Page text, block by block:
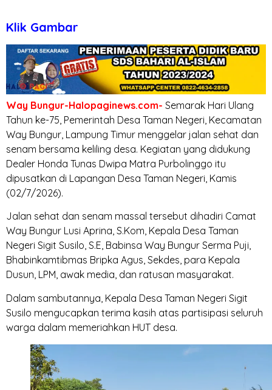
Klik Gambar
Way Bungur-Halopaginews.com- Semarak Hari Ulang
Tahun ke-75, Pemerintah Desa Taman Negeri, Kecamatan
Way Bungur, Lampung Timur menggelar jalan sehat dan
senam bersama keliling desa. Kegiatan yang didukung
Dealer Honda Tunas Dwipa Matra Purbolinggo itu
dipusatkan di Lapangan Desa Taman Negeri, Kamis
(02/7/2026).
Jalan sehat dan senam massal tersebut dihadiri Camat
Way Bungur Lusi Aprina, S.Kom, Kepala Desa Taman
Negeri Sigit Susilo, S.E, Babinsa Way Bungur Serma Puji,
Bhabinkamtibmas Bripka Agus, Sekdes, para Kepala
Dusun, LPM, awak media, dan ratusan masyarakat.
Dalam sambutannya, Kepala Desa Taman Negeri Sigit
Susilo mengucapkan terima kasih atas partisipasi seluruh
warga dalam memeriahkan HUT desa.